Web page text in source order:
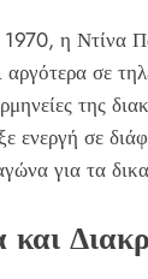
η Ντίνα
αργότερα σε
της
σε
για τα